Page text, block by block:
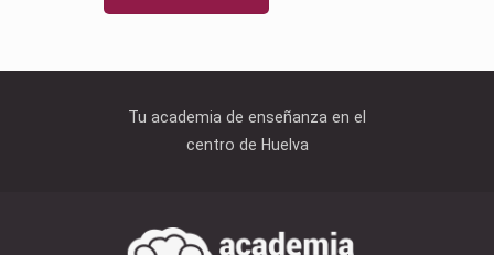
Tu academia de enseñanza en el
centro de Huelva